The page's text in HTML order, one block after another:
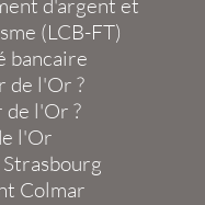
d'argent et
(LCB-FT)
bancaire
de l'Or ?
de l'Or ?
l'Or
Colmar